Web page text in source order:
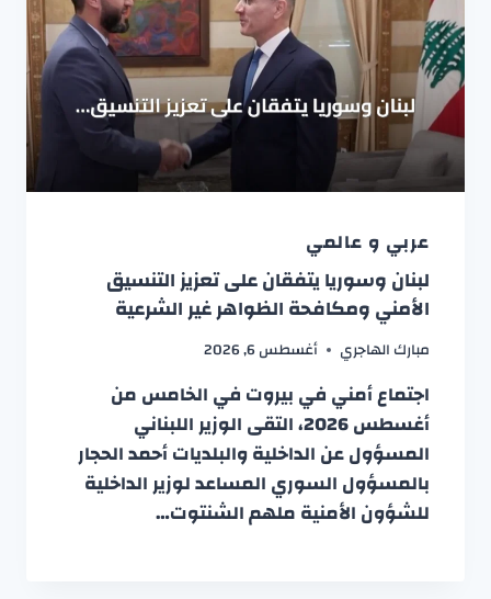
عربي و عالمي
لبنان وسوريا يتفقان على تعزيز التنسيق
الأمني ومكافحة الظواهر غير الشرعية
مبارك الهاجري أغسطس 6, 2026
اجتماع أمني في بيروت في الخامس من
أغسطس 2026، التقى الوزير اللبناني
المسؤول عن الداخلية والبلديات أحمد الحجار
بالمسؤول السوري المساعد لوزير الداخلية
للشؤون الأمنية ملهم الشنتوت…